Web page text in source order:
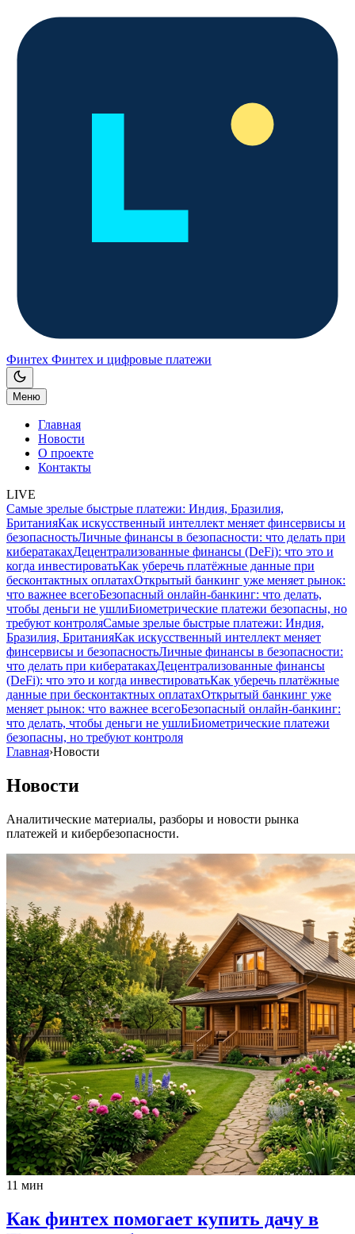
Финтех Финтех и цифровые платежи
Меню
Главная
Новости
О проекте
Контакты
LIVE
Самые зрелые быстрые платежи: Индия, Бразилия,
БританияКак искусственный интеллект меняет финсервисы и
безопасностьЛичные финансы в безопасности: что делать при
кибератакахДецентрализованные финансы (DeFi): что это и
когда инвестироватьКак уберечь платёжные данные при
бесконтактных оплатахОткрытый банкинг уже меняет рынок:
что важнее всегоБезопасный онлайн-банкинг: что делать,
чтобы деньги не ушлиБиометрические платежи безопасны, но
требуют контроляСамые зрелые быстрые платежи: Индия,
Бразилия, БританияКак искусственный интеллект меняет
финсервисы и безопасностьЛичные финансы в безопасности:
что делать при кибератакахДецентрализованные финансы
(DeFi): что это и когда инвестироватьКак уберечь платёжные
данные при бесконтактных оплатахОткрытый банкинг уже
меняет рынок: что важнее всегоБезопасный онлайн-банкинг:
что делать, чтобы деньги не ушлиБиометрические платежи
безопасны, но требуют контроля
Главная›Новости
Новости
Аналитические материалы, разборы и новости рынка
платежей и кибербезопасности.
11 мин
Как финтех помогает купить дачу в